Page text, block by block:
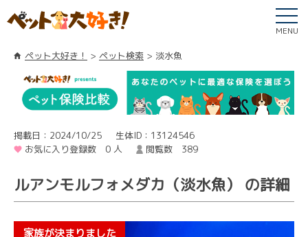
MENU
ペット大好き！ ペット検索 淡水魚
掲載日：2024/10/25
生体ID：13124546
お気に入り登録数 0 人
閲覧数 389
ルアンモルフォメダカ（淡水魚） の詳細